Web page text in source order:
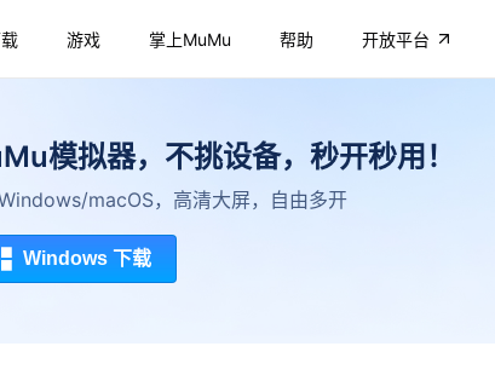
游戏 掌上MuMu 帮助 开放平台
模拟器，不挑设备，秒开秒用！
macOS，高清大屏，自由多开
Windows 下载